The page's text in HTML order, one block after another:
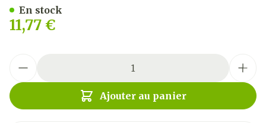
11,77 €
Ajouter au panier
En stock